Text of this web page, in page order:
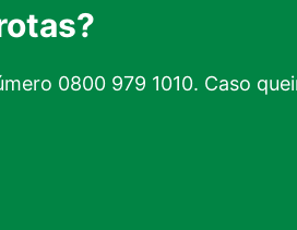
0800 979 1010. Caso